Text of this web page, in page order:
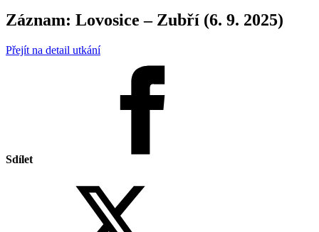
Záznam: Lovosice – Zubří (6. 9. 2025)
Přejít na detail utkání
Sdílet